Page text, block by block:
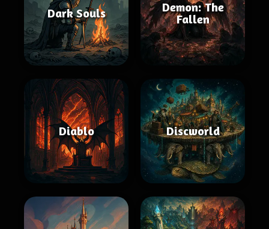
Dark Souls
Demon: The
Fallen
Diablo Discworld